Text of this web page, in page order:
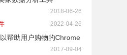
2018-06-26
2022-04-26
帮助用户购物的Chrome
2017-09-04